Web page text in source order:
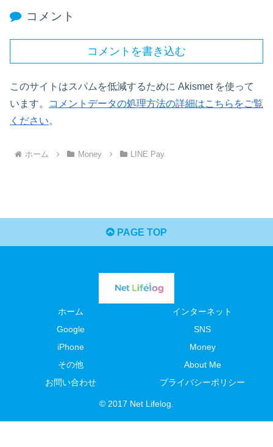
コメント
コメントを書き込む
このサイトはスパムを低減するために Akismet を使って
います。
コメントデータの処理方法の詳細はこちらをご覧
ください。
ホーム Money LINE Pay
PAGE TOP
ホーム
インターネット
Google
SNS
iPhone
Money
その他
About Me
お問い合わせ
プライバシーポリシー
© 2017 Net Lifelog.